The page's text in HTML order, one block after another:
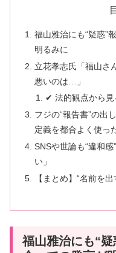
福山雅治にも“疑惑”
明るみに
立花孝志氏「福山さ
悪いのは…」
✔ 法的観点から見
フジの“報告書”の出
定義を都合よく使っ
SNSや世論も“違和
い」
【まとめ】“名前を
福山雅治にも“